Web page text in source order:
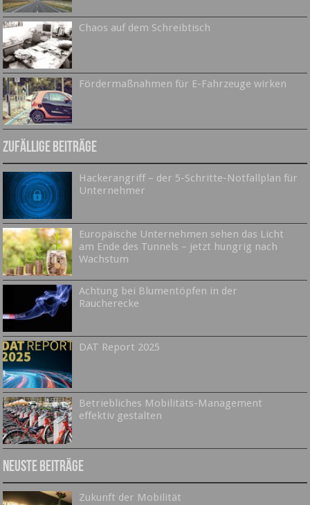
Chaos auf dem Schreibtisch
Fördermaßnahmen für E-Fahrzeuge wirken
Zufällige Beiträge
Hackerangriff – der 5-Schritte-Notfallplan für
Unternehmer
Europäische Unternehmen sehen das Licht
am Ende des Tunnels – jetzt hungrig nach
Wachstum
Achtung bei Blumentöpfen in der
Raucherecke
DAT Report 2025
Betriebliches Mobilitäts-Management
effektiv gestalten
Neuste Beiträge
Zukunft der Mobilität